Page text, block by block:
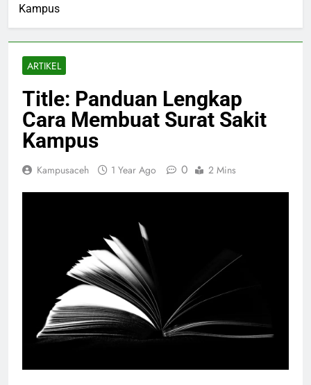
Kampus
ARTIKEL
Title: Panduan Lengkap
Cara Membuat Surat Sakit
Kampus
Kampusaceh 1 Year Ago 0 2 Mins